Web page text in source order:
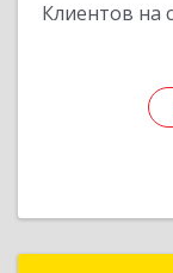
Клиентов на